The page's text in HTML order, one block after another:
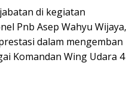
di kegiatan
Pnb Asep Wahyu Wijaya,
dalam mengemban
Komandan Wing Udara 4